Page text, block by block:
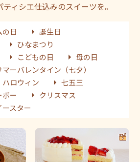
ィシエ仕込みのスイーツを。
日
誕生日
ひなまつり
こどもの日
母の日
マーバレンタイン（七夕）
ハロウィン
七五三
ー
クリスマス
ースター